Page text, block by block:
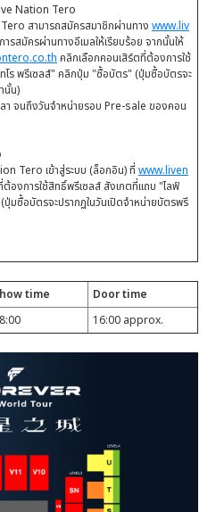
Nation Tero
สามารถสมัครสมาชิกผ่านทาง www.liv
รสมัครผ่านทางอีเมลให้เรียบร้อย จากนั้นให้
คลิกเลือกคอนเสิร์ตที่ต้องการใช้
โร พรีเซลส์" คลิกปุ่ม "ซื้อบัตร" (ปุ่มซื้อบัตรจะ
นั้น)
า จนถึงวันจำหน่ายรอบ Pre-sale ของคอน
Tero เข้าสู่ระบบ (ล็อกอิน) ที่ www.liven
องการใช้สิทธิ์พรีเซลส์ สังเกตที่แถบ "ไลฟ์
มซื้อบัตรจะปรากฏในวันเปิดจำหน่ายบัตรพรี
time
Door time
16:00 approx.